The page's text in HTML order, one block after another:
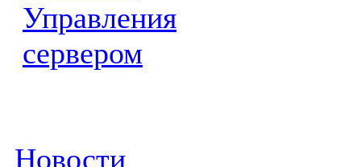
Управления
сервером
Новости